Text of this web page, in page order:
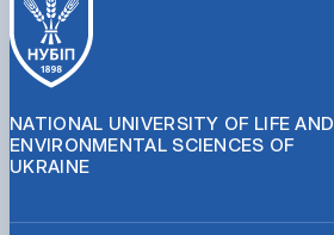
NATIONAL UNIVERSITY OF LIFE AND
ENVIRONMENTAL SCIENCES OF
UKRAINE